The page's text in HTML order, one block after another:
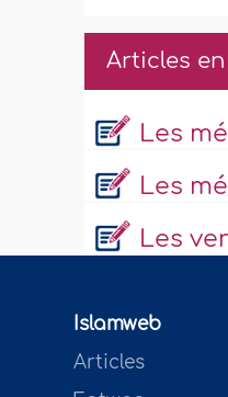
Articles
Les
Les
Les
Islamweb
Articles